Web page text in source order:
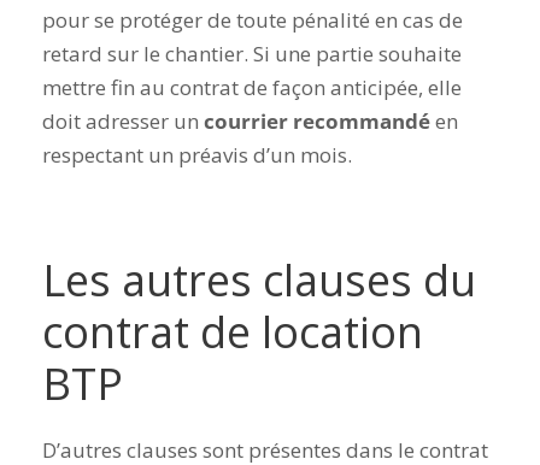
pour se protéger de toute pénalité en cas de
retard sur le chantier. Si une partie souhaite
mettre fin au contrat de façon anticipée, elle
doit adresser un courrier recommandéen
respectant un préavis d’un mois.
Les autres clauses du
contrat de location
BTP
D’autres clauses sont présentes dans le contrat